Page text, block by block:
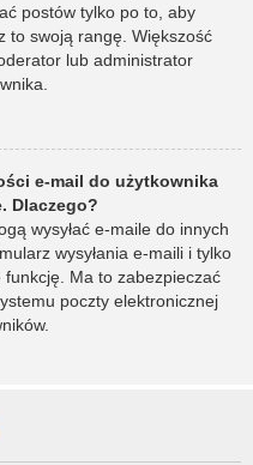
postów tylko po to, aby
to swoją rangę. Większość
lub administrator
e-mail do użytkownika
Dlaczego?
wysyłać e-maile do innych
wysyłania e-maili i tylko
funkcję. Ma to zabezpieczać
poczty elektronicznej